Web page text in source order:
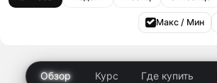
Макс / Мин
Обзор Курс Где купить